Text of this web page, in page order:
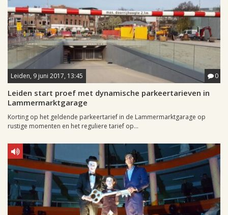
Leiden, 9 juni 2017, 13:45 0
Leiden start proef met dynamische parkeertarieven in
Lammermarktgarage
Korting op het geldende parkeertarief in de Lammermarktgarage op
rustige momenten en het reguliere tarief op...